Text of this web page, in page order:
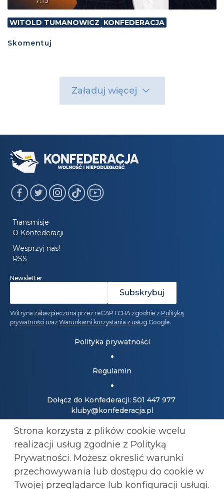
WITOLD TUMANOWICZ KONFEDERACJA
Skomentuj
Załaduj więcej
Transmisje
O Konfederacji
Wesprzyj nas!
RSS
Newsletter
Witryna zabezpieczona przez reCAPTCHA zgodnie z Polityką
prywatności oraz Warunkami korzystania z usług Google.
Polityka prywatności
Regulamin
Dołącz do Konfederacji: 501 447 977
kluby@konfederacja.pl
Kontakt dla mediów: 690 868 101
biuro.prasowe@konfederacja.pl
Zobacz uproszczoną wersję strony
Strona korzysta z plików cookie wcelu
realizacji usług zgodnie z Polityką
Prywatności. Możesz okreslić warunki
przechowywania lub dostępu do cookie w
Twojej przeglądarce lub konfiguracji usługi.